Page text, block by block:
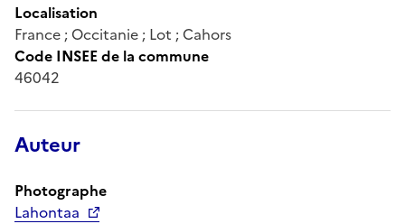
Localisation
France ; Occitanie ; Lot ; Cahors
Code INSEE de la commune
46042
Auteur
Photographe
Lahontaa